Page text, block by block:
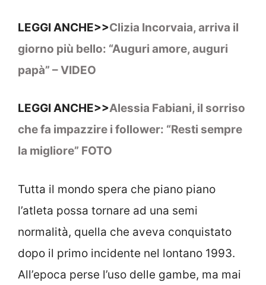
LEGGI ANCHE>>Clizia Incorvaia, arriva il
giorno più bello: “Auguri amore, auguri
papà” – VIDEO
LEGGI ANCHE>>Alessia Fabiani, il sorriso
che fa impazzire i follower: “Resti sempre
la migliore” FOTO
Tutta il mondo spera che piano piano
l’atleta possa tornare ad una semi
normalità, quella che aveva conquistato
dopo il primo incidente nel lontano 1993.
All’epoca perse l’uso delle gambe, ma mai